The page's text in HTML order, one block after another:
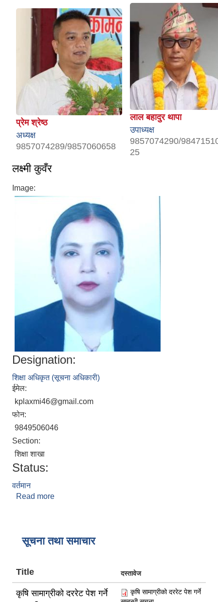
प्रेम श्रेष्ठ
अध्यक्ष
9857074289/9857060658
लाल बहादुर थापा
उपाध्यक्ष
9857074290/
25
लक्ष्मी कुवँर
Image:
Designation:
शिक्षा अधिकृत (सूचना अधिकारी)
ईमेल:
kplaxmi46@gmail.com
फोन:
9849506046
Section:
शिक्षा शाखा
Status:
वर्तमान
Read more
सूचना तथा समाचार
Title दस्तावेज
कृषि सामाग्रीको दररेट पेश गर्ने
कृषि सामाग्रीको दररेट पेश गर्ने